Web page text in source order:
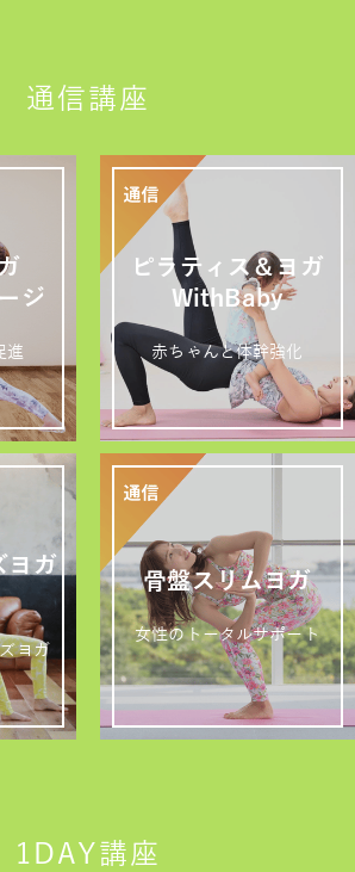
通信講座
ジ
進
ピラティス＆ヨガ
WithBaby
赤ちゃんと体幹強化
ヨガ
ヨガ
骨盤スリムヨガ
女性のトータルサポート
1DAY講座